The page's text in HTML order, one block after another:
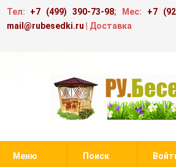
Тел: +7 (499) 390-73-98; Мес: +7
mail@rubesedki.ru
Доставка
Меню Поиск